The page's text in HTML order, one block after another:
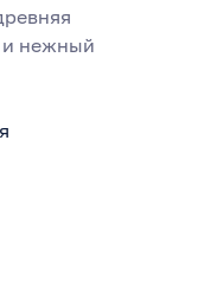
и нежный